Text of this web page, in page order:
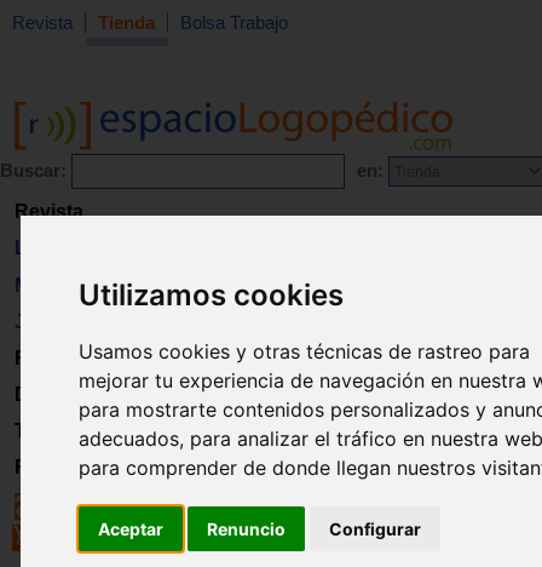
Utilizamos cookies
Usamos cookies y otras técnicas de rastreo para
mejorar tu experiencia de navegación en nuestra
para mostrarte contenidos personalizados y
adecuados, para analizar el tráfico en nuestra
para comprender de donde llegan nuestros
Aceptar Renuncio Configurar
Revista Tienda Bolsa Trabajo
Buscar: en:
Revista
Libros
Material
Juguetes
Formación
Directorio
Trabajo
Registro